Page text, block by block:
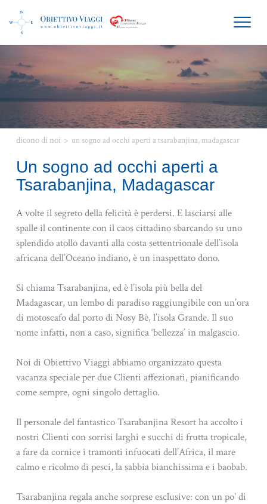
HOME
BENVENUTI A MANTOVA
OFFERTE VACANZE
SPECIALE MATRIMONI
dicono di noi > un sogno ad occhi aperti a tsarabanjina, madagascar
Un sogno ad occhi aperti a
Tsarabanjina, Madagascar
A volte il segreto della felicità è perdersi. E lasciarsi alle
spalle il continente con il caos cittadino sbarcando su uno
splendido atollo davanti alla costa settentrionale dell’isola
africana dell’Oceano indiano, è un inaspettato dono.
Si chiama Tsarabanjina, ed è l’isola più bella del
Madagascar, un lembo di paradiso raggiungibile con un’ora
di motoscafo dal porto di Nosy Bè, l’isola Grande. Il suo
nome infatti, non a caso, significa ‘bellezza’ in malgascio.
Noi di Obiettivo Viaggi abbiamo organizzato questa
vacanza speciale per due Clienti affezionati, pianificando
come sempre, ogni singolo dettaglio.
Il personale del fantastico Tsarabanjina Resort ha accolto i
nostri Clienti con sorrisi larghi e succhi di frutta tropicale,
a fare da cornice i tramonti infuocati dell’Africa, il mare
calmo e ricolmo di pesci, la sabbia bianchissima e i baobab.
Tsarabanjina regala anche sorprese esclusive: con un po' di